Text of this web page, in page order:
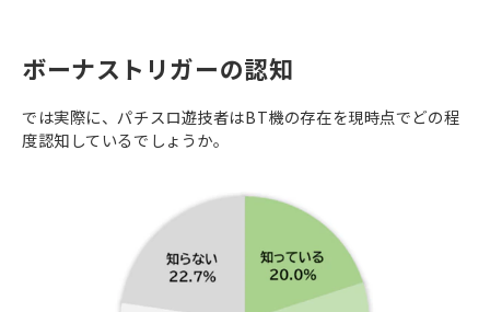
ボーナストリガーの認知
では実際に、パチスロ遊技者はBT機の存在を現時点でどの程
度認知しているでしょうか。